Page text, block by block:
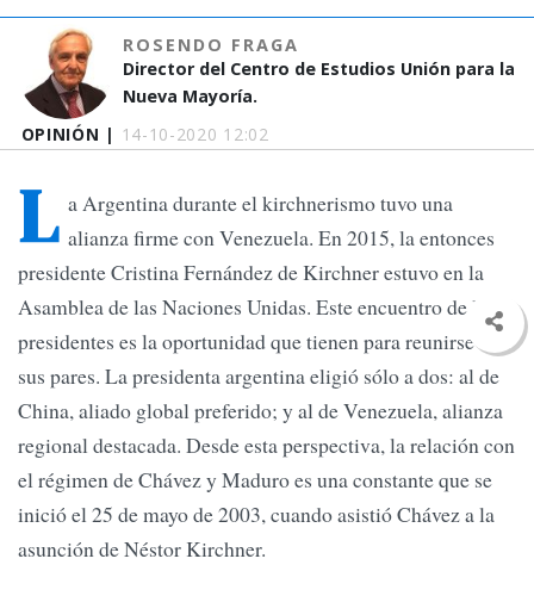
OPINIÓN | 14-10-2020 12:02
ROSENDO FRAGA
Director del Centro de Estudios Unión para la
Nueva Mayoría.
L a Argentina durante el kirchnerismo tuvo una
alianza firme con Venezuela. En 2015, la entonces
presidente Cristina Fernández de Kirchner estuvo en la
Asamblea de las Naciones Unidas. Este encuentro de los
presidentes es la oportunidad que tienen para reunirse con
sus pares. La presidenta argentina eligió sólo a dos: al de
China, aliado global preferido; y al de Venezuela, alianza
regional destacada. Desde esta perspectiva, la relación con
el régimen de Chávez y Maduro es una constante que se
inició el 25 de mayo de 2003, cuando asistió Chávez a la
asunción de Néstor Kirchner.